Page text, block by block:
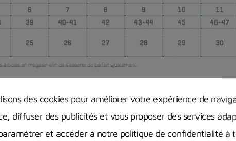
des cookies pour améliorer votre expérience de
diffuser des publicités et vous proposer des services
et accéder à notre politique de confidentialité à